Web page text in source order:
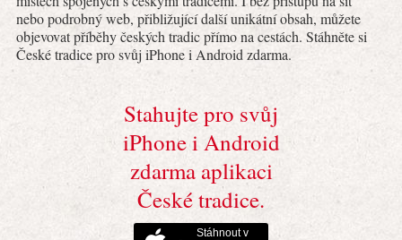
nebo podrobný web, přibližující další unikátní obsah, můžete
objevovat příběhy českých tradic přímo na cestách. Stáhněte si
České tradice pro svůj iPhone i Android zdarma.
Stahujte pro svůj
iPhone i Android
zdarma aplikaci
České tradice.
Stáhnout v